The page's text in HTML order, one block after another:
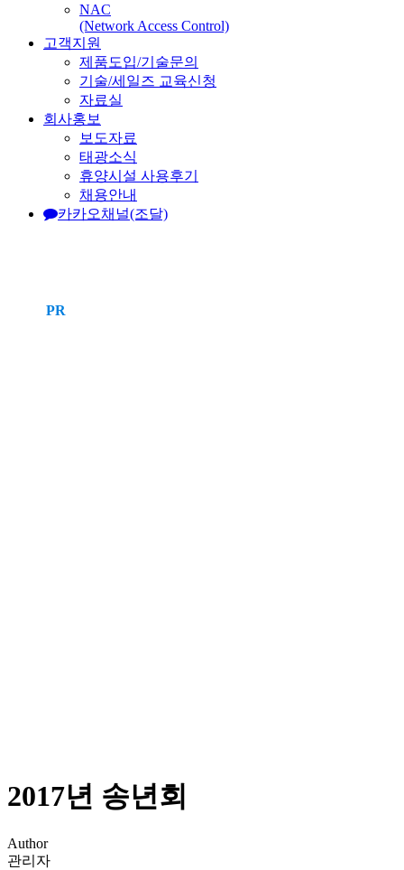
NAC
(Network Access Control)
고객지원
제품도입/기술문의
기술/세일즈 교육신청
자료실
회사홍보
보도자료
태광소식
휴양시설 사용후기
채용안내
카카오채널(조달)
PR
2017년 송년회
Author
관리자